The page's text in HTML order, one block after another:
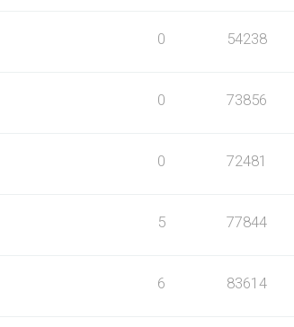
0 54238
0 73856
0 72481
5 77844
6 83614